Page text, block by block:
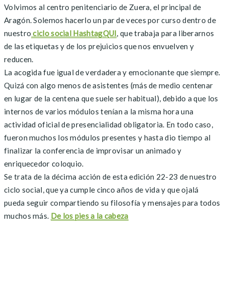
Volvimos al centro penitenciario de Zuera, el principal de
Aragón. Solemos hacerlo un par de veces por curso dentro de
nuestro ciclo social HashtagQUI, que trabaja para liberarnos
de las etiquetas y de los prejuicios que nos envuelven y
reducen.
La acogida fue igual de verdadera y emocionante que siempre.
Quizá con algo menos de asistentes (más de medio centenar
en lugar de la centena que suele ser habitual), debido a que los
internos de varios módulos tenían a la misma hora una
actividad oficial de presencialidad obligatoria. En todo caso,
fueron muchos los módulos presentes y hasta dio tiempo al
finalizar la conferencia de improvisar un animado y
enriquecedor coloquio.
Se trata de la décima acción de esta edición 22-23 de nuestro
ciclo social, que ya cumple cinco años de vida y que ojalá
pueda seguir compartiendo su filosofía y mensajes para todos
muchos más. De los pies a la cabeza